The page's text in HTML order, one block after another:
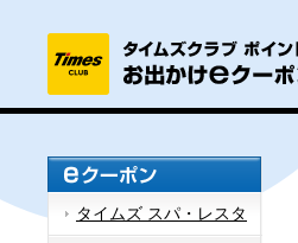
タイムズ スパ・レスタ